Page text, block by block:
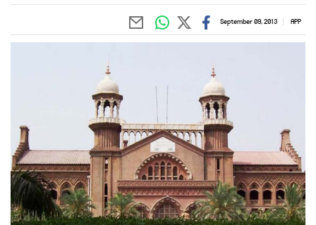
APP
September 09, 2013